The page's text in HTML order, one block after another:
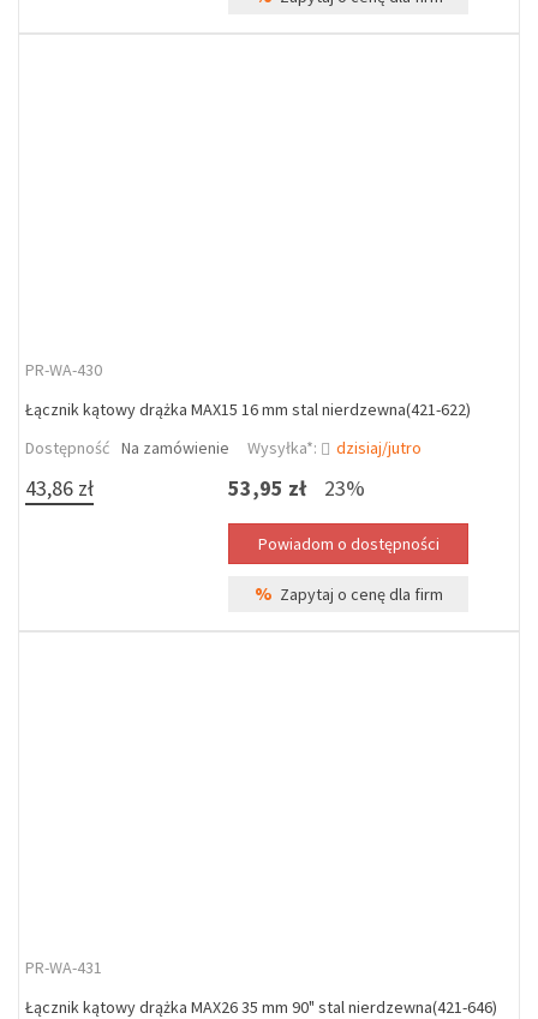
PR-WA-430
Łącznik kątowy drążka MAX15 16 mm stal nierdzewna(421-622)
Dostępność Na zamówienie Wysyłka*: dzisiaj/jutro
43,86 zł 53,95 zł 23%
% Zapytaj o cenę dla firm
PR-WA-431
Łącznik kątowy drążka MAX26 35 mm 90" stal nierdzewna(421-646)